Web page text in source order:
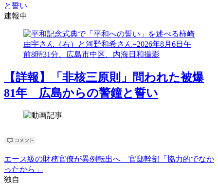
と誓い
速報中
【詳報】「非核三原則」問われた被爆
81年 広島からの警鐘と誓い
エース級の財務官僚が異例転出へ 官邸幹部「協力的でなか
ったから」
独自